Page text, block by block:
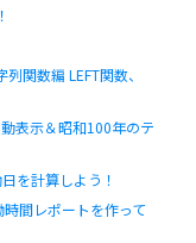
関数編 LEFT関数、
表示＆昭和100年のテ
を計算しよう！
間レポートを作って